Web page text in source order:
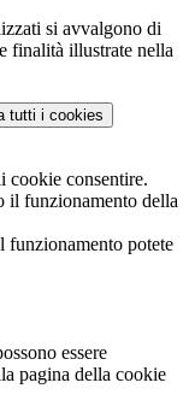
si avvalgono di
finalità illustrate nella
tutti i cookies
cookie consentire.
il funzionamento della
funzionamento potete
essere
pagina della cookie